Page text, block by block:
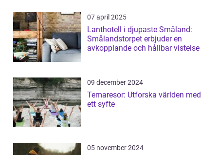
07 april 2025
Lanthotell i djupaste Småland:
Smålandstorpet erbjuder en
avkopplande och hållbar vistelse
09 december 2024
Temaresor: Utforska världen med
ett syfte
05 november 2024